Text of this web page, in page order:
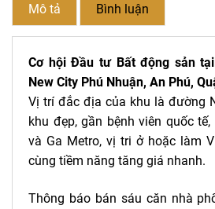
Mô tả Bình luận
Cơ hội Đầu tư Bất động sản
New City Phú Nhuận, An Phú,
Vị trí đắc địa của khu là đường
khu đẹp, gần bệnh viên quốc
và Ga Metro, vị tri ở hoặc làm
cùng tiềm năng tăng giá nhanh.
Thông báo bán sáu căn nhà